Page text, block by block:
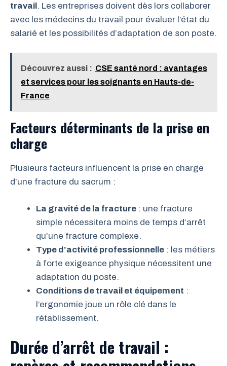
travail. Les entreprises doivent dès lors collaborer
avec les médecins du travail pour évaluer l’état du
salarié et les possibilités d’adaptation de son poste.
Découvrez aussi : CSE santé nord : avantages
et services pour les soignants en Hauts-de-
France
Facteurs déterminants de la prise en
charge
Plusieurs facteurs influencent la prise en charge
d’une fracture du sacrum :
La gravité de la fracture : une fracture
simple nécessitera moins de temps d’arrêt
qu’une fracture complexe.
Type d’activité professionnelle : les métiers
à forte exigeance physique nécessitent une
adaptation du poste.
Conditions de travail et équipement :
l’ergonomie joue un rôle clé dans le
rétablissement.
Durée d’arrêt de travail :